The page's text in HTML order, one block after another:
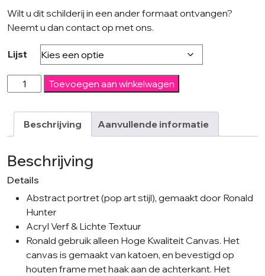
Wilt u dit schilderij in een ander formaat ontvangen?
Neemt u dan contact op met ons.
Lijst
The
Blonde
2022
aantal
Toevoegen aan winkelwagen
Beschrijving Aanvullende informatie
Beschrijving
Details
Abstract portret (pop art stijl), gemaakt door Ronald
Hunter
Acryl Verf & Lichte Textuur
Ronald gebruik alleen Hoge Kwaliteit Canvas. Het
canvas is gemaakt van katoen, en bevestigd op
houten frame met haak aan de achterkant. Het